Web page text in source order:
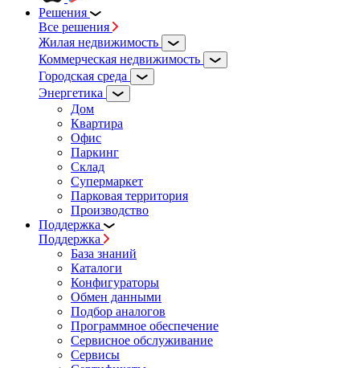
Решения
Все решения
Жилая недвижимость
Коммерческая недвижимость
Городская среда
Энергетика
Дом
Квартира
Офис
Паркинг
Склад
Супермаркет
Парковая территория
Производство
Поддержка
Поддержка
База знаний
Каталоги
Конфигураторы
Обмен данными
Подбор аналогов
Программное обеспечение
Сервисное обслуживание
Сервисы